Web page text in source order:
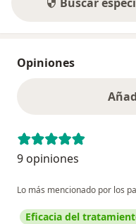
Opiniones
9 opiniones
Lo más mencionado por los
Eficacia del